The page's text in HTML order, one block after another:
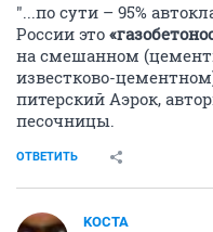
"...по сути – 95%
России это
на смешанном
известково-
питерский Аэрок,
песочницы.
ОТВЕТИТЬ
KOCTA